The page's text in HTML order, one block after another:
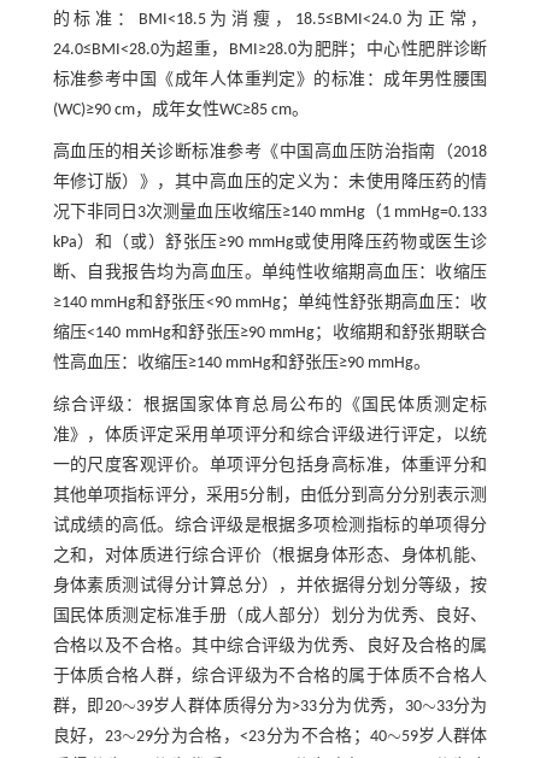
的标准：BMI<18.5为消瘦，18.5≤BMI<24.0为正常，
24.0≤BMI<28.0为超重，BMI≥28.0为肥胖；中心性肥胖诊断
标准参考中国《成年人体重判定》的标准：成年男性腰围
(WC)≥90 cm，成年女性WC≥85 cm。
高血压的相关诊断标准参考《中国高血压防治指南（2018
年修订版）》，其中高血压的定义为：未使用降压药的情
况下非同日3次测量血压收缩压≥140 mmHg（1 mmHg=0.133
kPa）和（或）舒张压≥90 mmHg或使用降压药物或医生诊
断、自我报告均为高血压。单纯性收缩期高血压：收缩压
≥140 mmHg和舒张压<90 mmHg；单纯性舒张期高血压：收
缩压<140 mmHg和舒张压≥90 mmHg；收缩期和舒张期联合
性高血压：收缩压≥140 mmHg和舒张压≥90 mmHg。
综合评级：根据国家体育总局公布的《国民体质测定标
准》，体质评定采用单项评分和综合评级进行评定，以统
一的尺度客观评价。单项评分包括身高标准，体重评分和
其他单项指标评分，采用5分制，由低分到高分分别表示测
试成绩的高低。综合评级是根据多项检测指标的单项得分
之和，对体质进行综合评价（根据身体形态、身体机能、
身体素质测试得分计算总分），并依据得分划分等级，按
国民体质测定标准手册（成人部分）划分为优秀、良好、
合格以及不合格。其中综合评级为优秀、良好及合格的属
于体质合格人群，综合评级为不合格的属于体质不合格人
群，即20∼
∼39岁人群体质得分为>33分为优秀，30∼
∼33分为
良好，23∼
∼29分为合格，<23分为不合格；40∼
∼59岁人群体